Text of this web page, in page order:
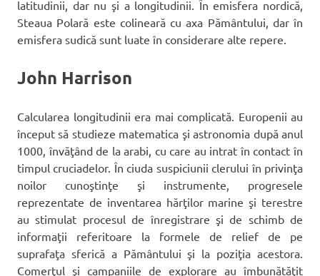
latitudinii, dar nu şi a longitudinii. În emisfera nordică,
Steaua Polară este colineară cu axa Pământului, dar în
emisfera sudică sunt luate în considerare alte repere.
John Harrison
Calcularea longitudinii era mai complicată. Europenii au
început să studieze matematica şi astronomia după anul
1000, învăţând de la arabi, cu care au intrat în contact în
timpul cruciadelor. În ciuda suspiciunii clerului în privinţa
noilor cunoştinţe şi instrumente, progresele
reprezentate de inventarea hărţilor marine şi terestre
au stimulat procesul de înregistrare şi de schimb de
informaţii referitoare la formele de relief de pe
suprafaţa sferică a Pământului şi la poziţia acestora.
Comerţul şi campaniile de explorare au îmbunătăţit